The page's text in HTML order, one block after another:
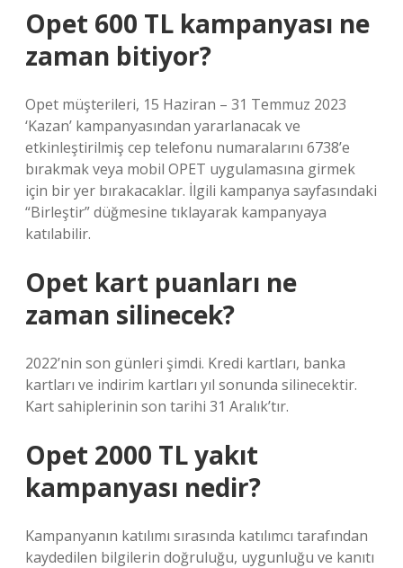
Opet 600 TL kampanyası ne
zaman bitiyor?
Opet müşterileri, 15 Haziran – 31 Temmuz 2023
‘Kazan’ kampanyasından yararlanacak ve
etkinleştirilmiş cep telefonu numaralarını 6738’e
bırakmak veya mobil OPET uygulamasına girmek
için bir yer bırakacaklar. İlgili kampanya sayfasındaki
“Birleştir” düğmesine tıklayarak kampanyaya
katılabilir.
Opet kart puanları ne
zaman silinecek?
2022’nin son günleri şimdi. Kredi kartları, banka
kartları ve indirim kartları yıl sonunda silinecektir.
Kart sahiplerinin son tarihi 31 Aralık’tır.
Opet 2000 TL yakıt
kampanyası nedir?
Kampanyanın katılımı sırasında katılımcı tarafından
kaydedilen bilgilerin doğruluğu, uygunluğu ve kanıtı